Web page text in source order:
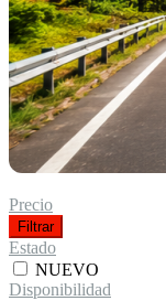
Precio
Filtrar
Estado
NUEVO
Disponibilidad